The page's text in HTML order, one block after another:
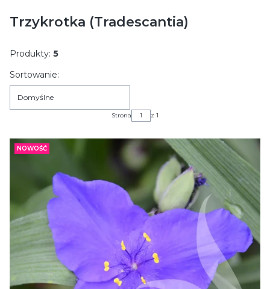
Trzykrotka (Tradescantia)
Produkty: 5
Lista produktów
Sortowanie:
Domyślne
Strona z 1
NOWOŚĆ